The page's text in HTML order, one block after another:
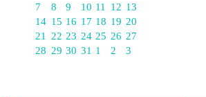
7
8 9 10 11 12 13
14 15 16 17 18 19 20
21
22 23 24 25 26 27
28 29 30 31 1 2 3